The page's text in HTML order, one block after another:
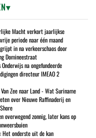
Macht verkort jaarlijkse
periode naar één maand
in na verkeerschaos door
Domineestraat
Onderwijs na ongefundeerde
directeur IMEAO 2
Van Zee naar Land - Wat Suriname
over Nieuwe Raffinaderij en
overwegend zonnig, later kans op
Het onderste uit de kan